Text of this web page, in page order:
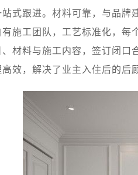
式跟进。材料可靠，与品
施工团队，工艺标准化，
材料与施工内容，签订闭
效，解决了业主入住后的后